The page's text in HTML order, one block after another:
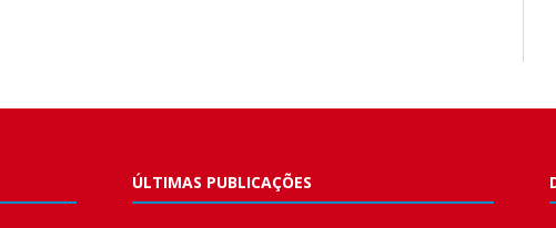
ÚLTIMAS PUBLICAÇÕES